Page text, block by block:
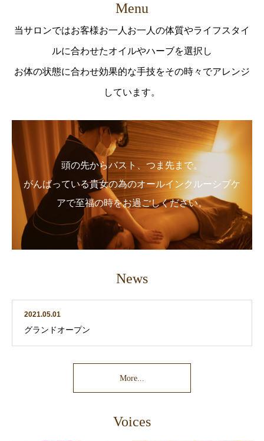
Menu
当サロンではお客様お一人お一人の体質やライフスタイ
ルに合わせたオイルやハーブを選択し
お体の状態に合わせ効果的な手技をその時々でアレンジ
しています。
頭の先からバスト、つま先まで。
がんばっている貴女の為のオールインクルーシブケ
アで至福の時をお過ごしください。
News
2021.05.01
グランドオープン
More...
Voices